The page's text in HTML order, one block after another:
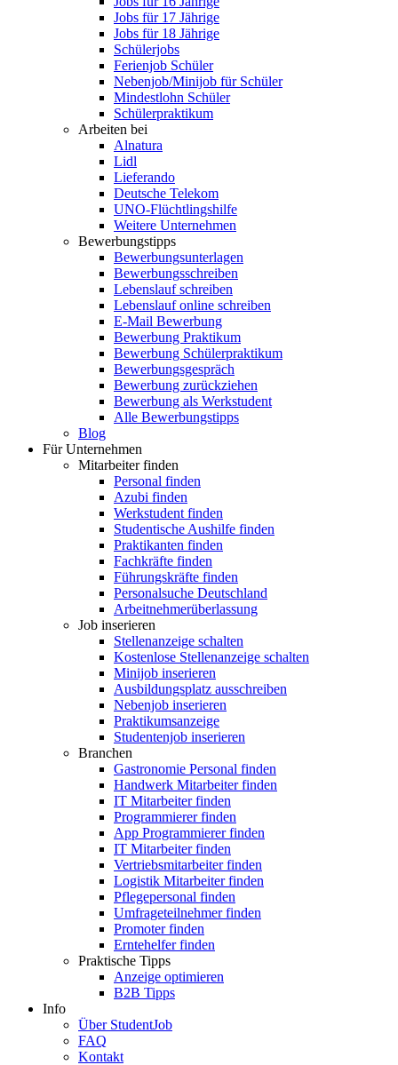
Jobs für 17 Jährige
Jobs für 18 Jährige
Schülerjobs
Ferienjob Schüler
Nebenjob/Minijob für Schüler
Mindestlohn Schüler
Schülerpraktikum
Arbeiten bei
Alnatura
Lidl
Lieferando
Deutsche Telekom
UNO-Flüchtlingshilfe
Weitere Unternehmen
Bewerbungstipps
Bewerbungsunterlagen
Bewerbungsschreiben
Lebenslauf schreiben
Lebenslauf online schreiben
E-Mail Bewerbung
Bewerbung Praktikum
Bewerbung Schülerpraktikum
Bewerbungsgespräch
Bewerbung zurückziehen
Bewerbung als Werkstudent
Alle Bewerbungstipps
Blog
Für Unternehmen
Mitarbeiter finden
Personal finden
Azubi finden
Werkstudent finden
Studentische Aushilfe finden
Praktikanten finden
Fachkräfte finden
Führungskräfte finden
Personalsuche Deutschland
Arbeitnehmerüberlassung
Job inserieren
Stellenanzeige schalten
Kostenlose Stellenanzeige schalten
Minijob inserieren
Ausbildungsplatz ausschreiben
Nebenjob inserieren
Praktikumsanzeige
Studentenjob inserieren
Branchen
Gastronomie Personal finden
Handwerk Mitarbeiter finden
IT Mitarbeiter finden
Programmierer finden
App Programmierer finden
IT Mitarbeiter finden
Vertriebsmitarbeiter finden
Logistik Mitarbeiter finden
Pflegepersonal finden
Umfrageteilnehmer finden
Promoter finden
Erntehelfer finden
Praktische Tipps
Anzeige optimieren
B2B Tipps
Info
Über StudentJob
FAQ
Kontakt